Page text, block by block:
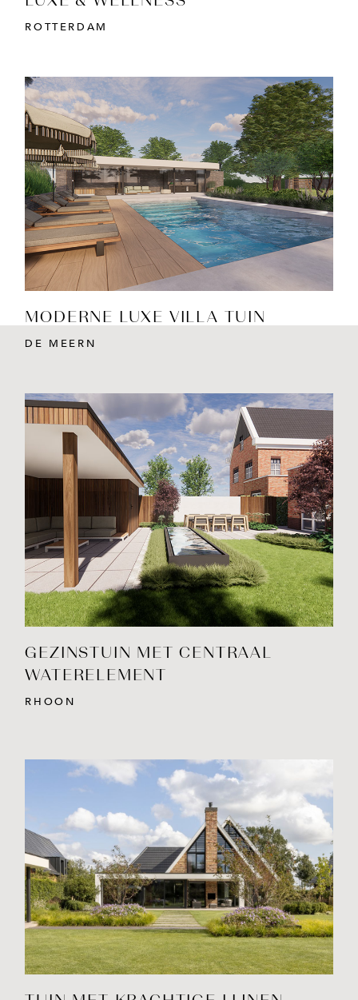
ROTTERDAM
BEKIJK PROJECT
MODERNE LUXE VILLA TUIN
DE MEERN
BEKIJK PROJECT
GEZINSTUIN MET CENTRAAL
WATERELEMENT
RHOON
BEKIJK PROJECT